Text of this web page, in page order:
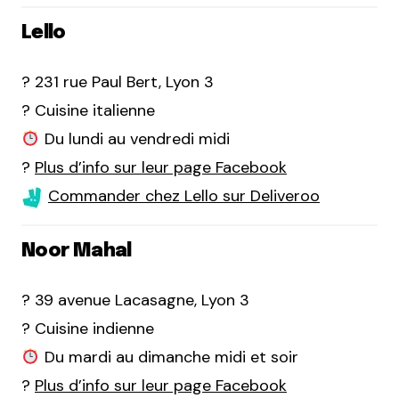
Lello
? 231 rue Paul Bert, Lyon 3
? Cuisine italienne
Du lundi au vendredi midi
? Plus d’info sur leur page Facebook
Commander chez Lello sur Deliveroo
Noor Mahal
? 39 avenue Lacasagne, Lyon 3
? Cuisine indienne
Du mardi au dimanche midi et soir
? Plus d’info sur leur page Facebook